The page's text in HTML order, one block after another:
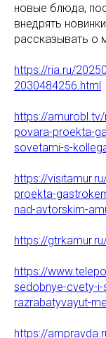
новые блюда,
внедрять
рассказывать о
https://ria.ru/
2030484256.html
https://
povara-proekta-
sovetami-s-
https://
proekta-
nad-avtorskim-
https://
https://
sedobnye-cvety-
razrabatyvayut-
https://